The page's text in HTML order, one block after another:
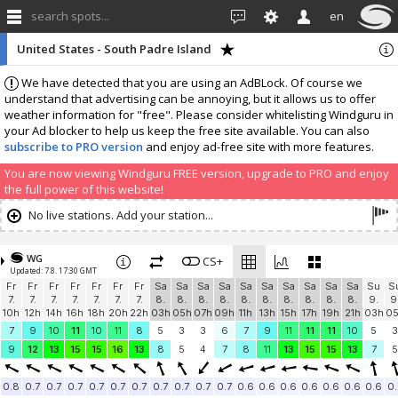
search spots... en
We have detected that you are using an AdBLock. Of course we
understand that advertising can be annoying, but it allows us to offer
weather information for "free". Please consider whitelisting Windguru in
your Ad blocker to help us keep the free site available. You can also
subscribe to PRO version and enjoy ad-free site with more features.
You are now viewing Windguru FREE version, upgrade to PRO and enjoy
the full power of this website!
United States - South Padre Island
No live stations. Add your station...
WG
Updated: 7.8. 17:30 GMT
CS+
Fr
7.
10h
Fr
7.
12h
Fr
7.
14h
Fr
7.
16h
Fr
7.
18h
Fr
7.
20h
Fr
7.
22h
Sa
8.
03h
Sa
8.
05h
Sa
8.
07h
Sa
8.
09h
Sa
8.
11h
Sa
8.
13h
Sa
8.
15h
Sa
8.
17h
Sa
8.
19h
Sa
8.
21h
Su
9.
03h
7
9 10 11 10 11 8 5 3 3 6 7 9 11 11 11 10 5
3
9
12 13 15 15 16 13 8 5 4 7 8 11 13 15 15 13 7 5
0.8 0.7 0.7 0.7 0.7 0.7 0.7 0.7 0.7 0.7 0.7 0.6 0.6 0.6 0.6 0.6 0.6 0.6